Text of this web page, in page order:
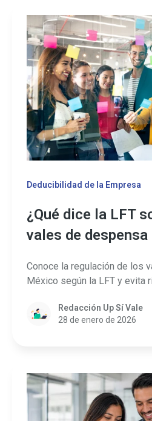
Deducibilidad de la Empresa
¿Qué dice la LFT
vales de
Conoce la regulación de los
México según la LFT y evita
Redacción Up Sí Vale
28 de enero de 2026